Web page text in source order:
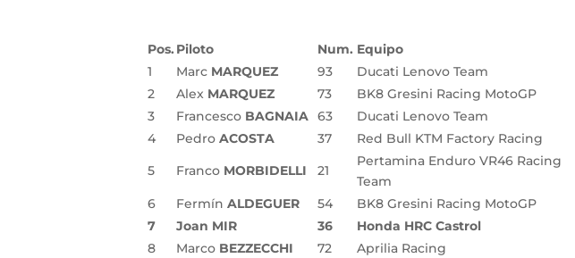
Pos. Piloto Num. Equipo
1
Marc MARQUEZ 93 Ducati Lenovo Team
2
Alex MARQUEZ 73 BK8 Gresini Racing MotoGP
3
Francesco BAGNAIA 63 Ducati Lenovo Team
4
Pedro ACOSTA 37 Red Bull KTM Factory Racing
5
Franco MORBIDELLI 21
Pertamina Enduro VR46 Racing
Team
6 Fermín ALDEGUER 54 BK8 Gresini Racing MotoGP
7
Joan MIR 36 Honda HRC Castrol
8
Marco BEZZECCHI 72 Aprilia Racing